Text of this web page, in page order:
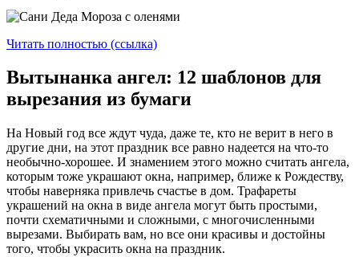
Читать полностью (ссылка)
Вытынанка ангел: 12 шаблонов для
вырезания из бумаги
На Новый год все ждут чуда, даже те, кто не верит в него в
другие дни, на этот праздник все равно надеется на что-то
необычно-хорошее. И знамением этого можно считать ангела,
которым тоже украшают окна, например, ближе к Рождеству,
чтобы наверняка привлечь счастье в дом. Трафареты
украшений на окна в виде ангела могут быть простыми,
почти схематичными и сложными, с многочисленными
вырезами. Выбирать вам, но все они красивы и достойны
того, чтобы украсить окна на праздник.